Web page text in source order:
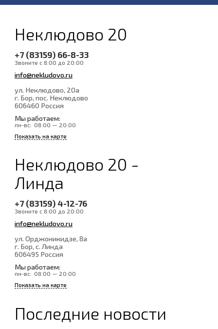
Неклюдово 20
+7 (83159) 66-8-33
Звоните с 8:00 до 20:00
info@nekludovo.ru
ул. Неклюдово, 20а
г. Бор, пос. Неклюдово
606460 Россия
Мы работаем:
пн-вс: 08:00 — 20:00
Показать на карте
Неклюдово 20 -
Линда
+7 (83159) 4-12-76
Звоните с 8:00 до 20:00
info@nekludovo.ru
ул. Орджоникидзе, 8а
г. Бор, с. Линда
606495 Россия
Мы работаем:
пн-вс: 08:00 — 20:00
Показать на карте
Последние новости